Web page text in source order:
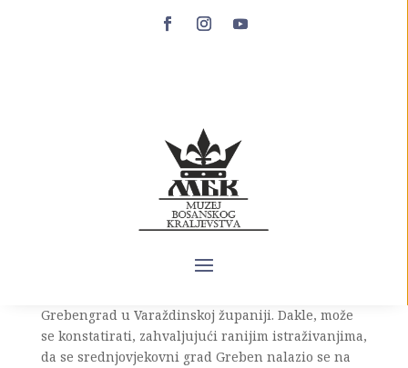
Srednjovjekovna historija grada Grebena dugo
vremena bila je u historiografiji predmet
pogrešnih pretpostavki vezanih za njegovu
identifikaciju i ubikaciju. Ove zablude kretale su se
od toga da se govorilo o dva Grebena u Bosni,
jedan u dolini Vrbasa i jedan kod Glamoča, do toga
grada pomjerala sve do XII stoljeća ne uviđajući da
Grebengrad u Varaždinskoj županiji. Dakle, može
se konstatirati, zahvaljujući ranijim istraživanjima,
da se srednjovjekovni grad Greben nalazio se na